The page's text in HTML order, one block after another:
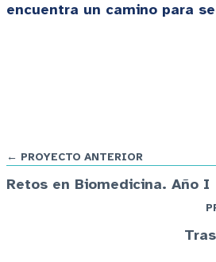
encuentra un camino para
← PROYECTO ANTERIOR
Retos en Biomedicina. Año I